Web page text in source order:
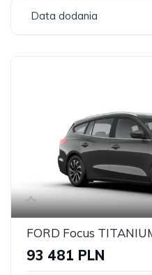
Data dodania
93 481 PLN